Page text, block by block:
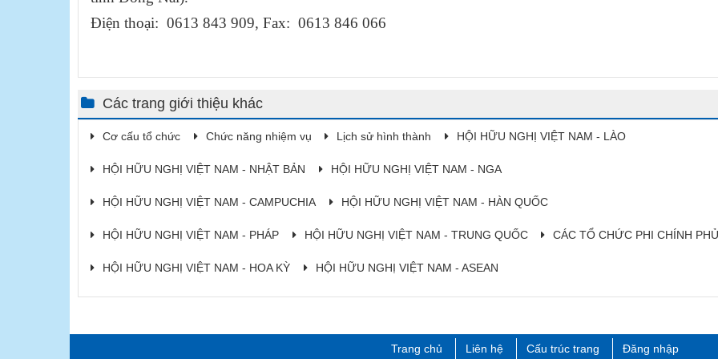
Điện thoại: 0613 843 909, Fax: 0613 846 066​
Các trang giới thiệu khác
Cơ cấu tổ chức Chức năng nhiệm vụ Lịch sử hình thành HỘI HỮU NGHỊ VIỆT NAM - LÀO
HỘI HỮU NGHỊ VIỆT NAM - NHẬT BẢN HỘI HỮU NGHỊ VIỆT NAM - NGA
HỘI HỮU NGHỊ VIỆT NAM - CAMPUCHIA HỘI HỮU NGHỊ VIỆT NAM - HÀN QUỐC
HỘI HỮU NGHỊ VIỆT NAM - PHÁP HỘI HỮU NGHỊ VIỆT NAM - TRUNG QUỐC CÁC TỔ CHỨC PHI CHÍNH PHỦ
HỘI HỮU NGHỊ VIỆT NAM - HOA KỲ HỘI HỮU NGHỊ VIỆT NAM - ASEAN
Trang chủ Liên hệ Cấu trúc trang Đăng nhập